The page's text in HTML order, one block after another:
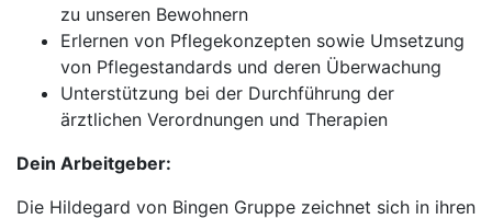
zu unseren Bewohnern
Erlernen von Pflegekonzepten sowie Umsetzung
von Pflegestandards und deren Überwachung
Unterstützung bei der Durchführung der
ärztlichen Verordnungen und Therapien
Dein Arbeitgeber:
Die Hildegard von Bingen Gruppe zeichnet sich in ihren